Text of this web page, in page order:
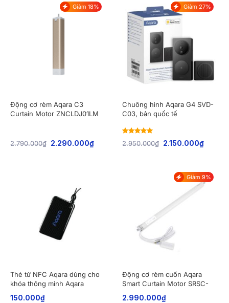
Giảm 18%
Động cơ rèm Aqara C3
Curtain Motor ZNCLDJ01LM
2.790.000₫ 2.290.000₫
Giảm 27%
Chuông hình Aqara G4 SVD-
C03, bản quốc tế
Rated5
out
of 5
2.950.000₫ 2.150.000₫
Thẻ từ NFC Aqara dùng cho
khóa thông minh Aqara
ZNMSC11LM
150.000₫
Giảm 9%
Động cơ rèm cuốn Aqara
Smart Curtain Motor SRSC-
M01
2.990.000₫